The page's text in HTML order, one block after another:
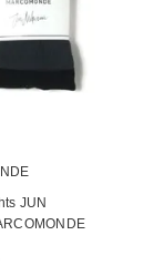
JUN